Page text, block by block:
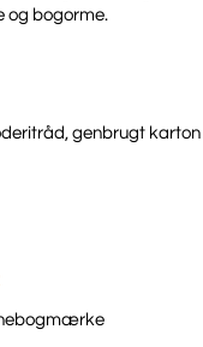
og bogorme.
genbrugt karton